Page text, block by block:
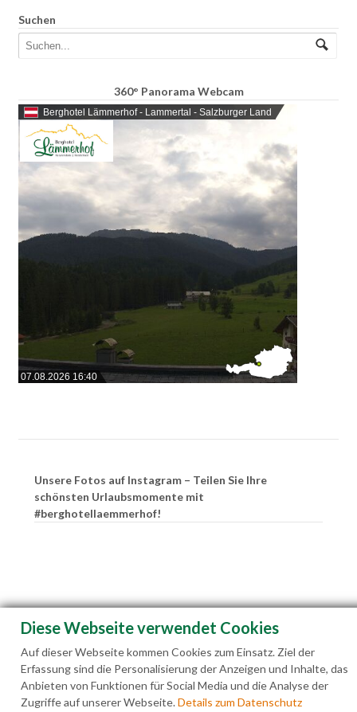
Suchen
360° Panorama Webcam
Berghotel Lämmerhof - Lammertal - Salzburger Land
07.08.2026 16:40
Unsere Fotos auf Instagram – Teilen Sie Ihre
schönsten Urlaubsmomente mit
#berghotellaemmerhof!
Diese Webseite verwendet Cookies
Auf dieser Webseite kommen Cookies zum Einsatz. Ziel der
Erfassung sind die Personalisierung der Anzeigen und Inhalte, das
Anbieten von Funktionen für Social Media und die Analyse der
Zugriffe auf unserer Webseite.Details zum Datenschutz